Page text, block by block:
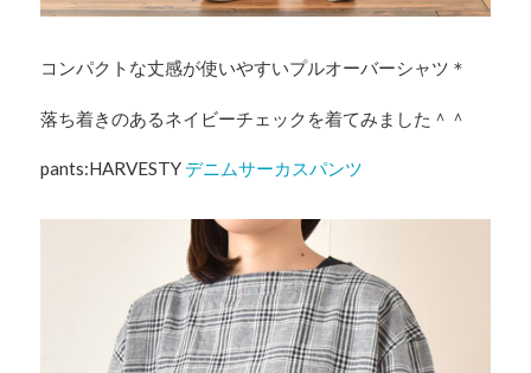
コンパクトな丈感が使いやすいプルオーバーシャツ＊
落ち着きのあるネイビーチェックを着てみました＾＾
pants:HARVESTY デニムサーカスパンツ